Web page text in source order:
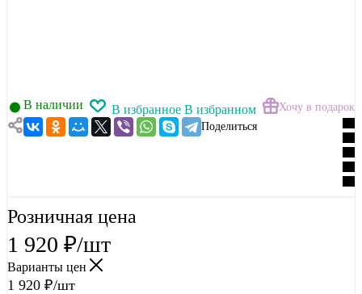
В наличии В избранное В избранном
Хочу в подарок
Поделиться
Розничная цена
1 920 ₽/шт
Варианты цен
1 920 ₽/шт